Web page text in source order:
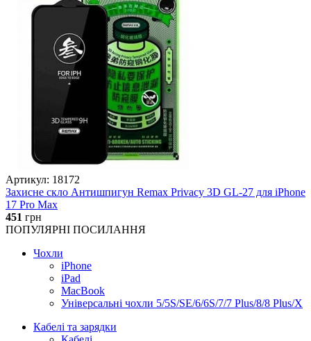
Артикул: 18172
Захисне скло Антишпигун Remax Privacy 3D GL-27 для iPhone
17 Pro Max
451 грн
ПОПУЛЯРНІ ПОСИЛАННЯ
Чохли
iPhone
iPad
MacBook
Універсальні чохли 5/5S/SE/6/6S/7/7 Plus/8/8 Plus/X
Кабелі та зарядки